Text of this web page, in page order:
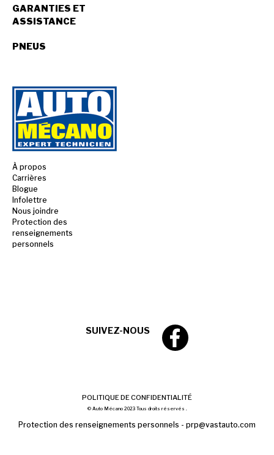
GARANTIES ET
ASSISTANCE
PNEUS
À propos
Carrières
Blogue
Infolettre
Nous joindre
Protection des
renseignements
personnels
SUIVEZ-NOUS
POLITIQUE DE CONFIDENTIALITÉ
© Auto Mécano 2023 Tous droits réservés .
Protection des renseignements personnels - prp@vastauto.com